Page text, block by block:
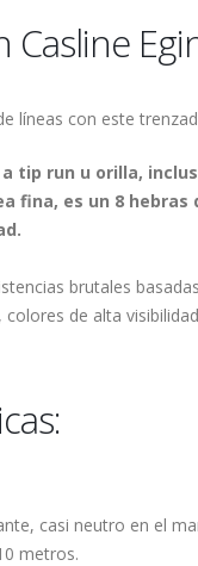
líneas con este
tip run u orilla,
fina, es un 8
brutales
de alta
casi neutro en el
metros.